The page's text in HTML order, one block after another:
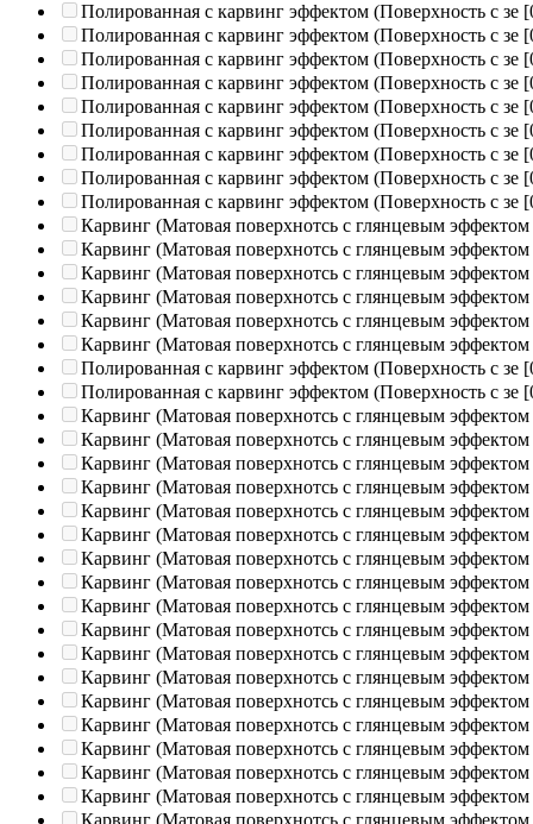
Полированная c карвинг эффектом (Поверхность с зе
Полированная c карвинг эффектом (Поверхность с зе
Полированная c карвинг эффектом (Поверхность с зе
Полированная c карвинг эффектом (Поверхность с зе
Полированная c карвинг эффектом (Поверхность с зе
Полированная c карвинг эффектом (Поверхность с зе
Полированная c карвинг эффектом (Поверхность с зе
Полированная c карвинг эффектом (Поверхность с зе
Полированная c карвинг эффектом (Поверхность с зе
Карвинг (Матовая поверхнотсь с глянцевым эффектом
Карвинг (Матовая поверхнотсь с глянцевым эффектом
Карвинг (Матовая поверхнотсь с глянцевым эффектом
Карвинг (Матовая поверхнотсь с глянцевым эффектом
Карвинг (Матовая поверхнотсь с глянцевым эффектом
Карвинг (Матовая поверхнотсь с глянцевым эффектом
Полированная c карвинг эффектом (Поверхность с зе
Полированная c карвинг эффектом (Поверхность с зе
Карвинг (Матовая поверхнотсь с глянцевым эффектом
Карвинг (Матовая поверхнотсь с глянцевым эффектом
Карвинг (Матовая поверхнотсь с глянцевым эффектом
Карвинг (Матовая поверхнотсь с глянцевым эффектом
Карвинг (Матовая поверхнотсь с глянцевым эффектом
Карвинг (Матовая поверхнотсь с глянцевым эффектом
Карвинг (Матовая поверхнотсь с глянцевым эффектом
Карвинг (Матовая поверхнотсь с глянцевым эффектом
Карвинг (Матовая поверхнотсь с глянцевым эффектом
Карвинг (Матовая поверхнотсь с глянцевым эффектом
Карвинг (Матовая поверхнотсь с глянцевым эффектом
Карвинг (Матовая поверхнотсь с глянцевым эффектом
Карвинг (Матовая поверхнотсь с глянцевым эффектом
Карвинг (Матовая поверхнотсь с глянцевым эффектом
Карвинг (Матовая поверхнотсь с глянцевым эффектом
Карвинг (Матовая поверхнотсь с глянцевым эффектом
Карвинг (Матовая поверхнотсь с глянцевым эффектом